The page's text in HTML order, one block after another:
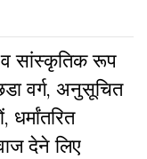
सांस्कृतिक रूप
वर्ग, अनुसूचित
देने लिए